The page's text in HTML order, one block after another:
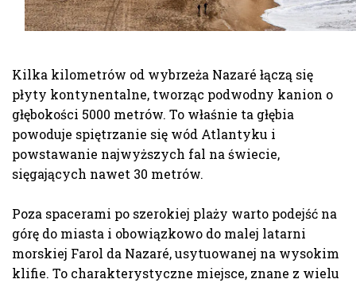
Kilka kilometrów od wybrzeża Nazaré łączą się
płyty kontynentalne, tworząc podwodny kanion o
głębokości 5000 metrów. To właśnie ta głębia
powoduje spiętrzanie się wód Atlantyku i
powstawanie najwyższych fal na świecie,
sięgających nawet 30 metrów.
Poza spacerami po szerokiej plaży warto podejść na
górę do miasta i obowiązkowo do malej latarni
morskiej Farol da Nazaré, usytuowanej na wysokim
klifie. To charakterystyczne miejsce, znane z wielu